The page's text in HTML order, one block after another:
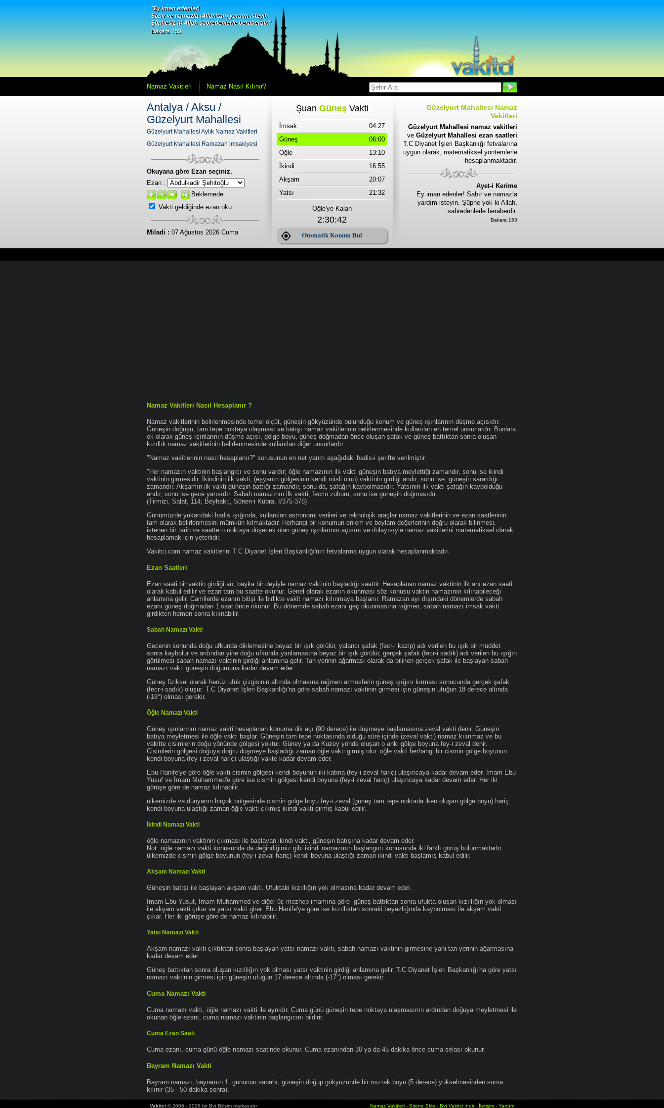
Namaz Vakitleri Namaz Nasıl Kılınır?
Antalya / Aksu /
Güzelyurt Mahallesi
Güzelyurt Mahallesi Aylık Namaz Vakitleri
Güzelyurt Mahallesi Ramazan imsakiyesi
Okuyana göre Ezan seçiniz.
Ezan :
Beklemede
Vakti geldiğinde ezan oku
Miladi : 07 Ağustos 2026 Cuma
Şuan GüneşVakti
İmsak
04:27
Güneş
06:00
Öğle
13:10
İkindi
16:55
Akşam
20:07
Yatsı
21:32
Öğle'ye Kalan
2:30:42
Otomatik Konum Bul
Güzelyurt Mahallesi Namaz
Vakitleri
Güzelyurt Mahallesi namaz vakitleri
ve Güzelyurt Mahallesi ezan saatleri
T.C Diyanet İşleri Başkanlığı fetvalarına
uygun olarak, matematiksel yöntemlerle
hesaplanmaktadır.
Ayet-i Kerime
Ey iman edenler! Sabır ve namazla
yardım isteyin. Şüphe yok ki Allah,
sabredenlerle beraberdir.
Bakara 153
Namaz Vakitleri Nasıl Hesaplanır ?
Namaz vakitlerinin belirlenmesinde temel ölçüt, güneşin gökyüzünde bulunduğu konum ve güneş ışınlarının düşme açısıdır.
Güneşin doğuşu, tam tepe noktaya ulaşması ve batışı namaz vakitlerinin belirlenmesinde kullanılan en temel unsurlardır. Bunlara
ek olarak güneş ışınlarının düşme açısı, gölge boyu, güneş doğmadan önce oluşan şafak ve güneş battıktan sonra oluşan
kızıllık namaz vakitlerinin belirlenmesinde kullanılan diğer unsurlardır.
"Namaz vakitlerinin nasıl hesaplanır?" sorusunun en net yanıtı aşağıdaki hadis-i şerifte verilmiştir.
"Her namazın vaktinin başlangıcı ve sonu vardır; öğle namazının ilk vakti güneşin batıya meylettiği zamandır, sonu ise ikindi
vaktinin girmesidir. İkindinin ilk vakti, (eşyanın gölgesinin kendi misli olup) vaktinin girdiği andır, sonu ise, güneşin sarardığı
zamandır. Akşamın ilk vakti güneşin battığı zamandır, sonu da, şafağın kaybolmasıdır. Yatsının ilk vakti şafağın kaybolduğu
andır, sonu ise gece yarısıdır. Sabah namazının ilk vakti, fecrin zuhuru, sonu ise güneşin doğmasıdır.
(Tirmizi, Salat, 114; Beyhaki;, Sünen-i Kübra, I/375-376)
Günümüzde yukarıdaki hadis ışığında, kullanılan astronomi verileri ve teknolojik araçlar namaz vakitlerinin ve ezan saatlerinin
tam olarak belirlenmesini mümkün kılmaktadır. Herhangi bir konumun enlem ve boylam değerlerinin doğru olarak bilinmesi,
istenen bir tarih ve saatte o noktaya düşecek olan güneş ışınlarının açısını ve dolayısıyla namaz vakitlerini matematiksel olarak
hesaplamak için yeterlidir.
Vakitci.com namaz vakitlerini T.C Diyanet İşleri Başkanlığı'nın fetvalarına uygun olarak hesaplanmaktadır.
Ezan Saatleri
Ezan saati bir vaktin girdiği an, başka bir deyişle namaz vaktinin başladığı saattir. Hesaplanan namaz vaktinin ilk anı ezan saati
olarak kabul edilir ve ezan tam bu saatte okunur. Genel olarak ezanın okunması söz konusu vaktin namazının kılınabileceği
anlamına gelir. Camilerde ezanın bitişi ile birlikte vakit namazı kılınmaya başlanır. Ramazan ayı dışındaki dönemlerde sabah
ezanı güneş doğmadan 1 saat önce okunur. Bu dönemde sabah ezanı geç okunmasına rağmen, sabah namazı imsak vakti
girdikten hemen sonra kılınabilir.
Sabah Namazı Vakti
Gecenin sonunda doğu ufkunda diklemesine beyaz bir ışık görülür, yalancı şafak (fecr-i kazip) adı verilen bu ışık bir müddet
sonra kaybolur ve ardından yine doğu ufkunda yanlamasına beyaz bir ışık görülür, gerçek şafak (fecr-i sadık) adı verilen bu ışığın
görülmesi sabah namazı vaktinin girdiği anlamına gelir. Tan yerinin ağarması olarak da bilinen gerçek şafak ile başlayan sabah
namazı vakti güneşin doğumuna kadar devam eder.
Güneş fiziksel olarak henüz ufuk çizgisinin altında olmasına rağmen atmosferin güneş ışığını kırması sonucunda gerçek şafak
(fecr-i sadık) oluşur. T.C Diyanet İşleri Başkanlığı'na göre sabah namazı vaktinin girmesi için güneşin ufuğun 18 derece altında
(-18°) olması gerekir.
Öğle Namazı Vakti
Güneş ışınlarının namaz vakti hesaplanan konuma dik açı (90 derece) ile düşmeye başlamasına zeval vakti denir. Güneşin
batıya meyletmesi ile öğle vakti başlar. Güneşin tam tepe noktasında olduğu süre içinde (zeval vakti) namaz kılınmaz ve bu
vakitte cisimlerin doğu yönünde gölgesi yoktur. Güney ya da Kuzey yönde oluşan o anki gölge boyuna fey-i zeval denir.
Cisimlerin gölgesi doğuya doğru düşmeye başladığı zaman öğle vakti girmiş olur. öğle vakti herhangi bir cismin gölge boyunun
kendi boyuna (fey-i zeval hariç) ulaştığı vakte kadar devam eder.
Ebu Hanife'ye göre öğle vakti cismin gölgesi kendi boyunun iki katına (fey-i zeval hariç) ulaşıncaya kadar devam eder. İmam Ebu
Yusuf ve İmam Muhammed'e göre ise cismin gölgesi kendi boyuna (fey-i zeval hariç) ulaşıncaya kadar devam eder. Her iki
görüşe göre de namaz kılınabilir.
ülkemizde ve dünyanın birçok bölgesinde cismin gölge boyu fey-i zeval (güneş tam tepe noktada iken oluşan gölge boyu) hariç
kendi boyuna ulaştığı zaman öğle vakti çıkmış ikindi vakti girmiş kabul edilir.
İkindi Namazı Vakti
öğle namazının vaktinin çıkması ile başlayan ikindi vakti, güneşin batışına kadar devam eder.
Not: öğle namazı vakti konusunda da değindiğimiz gibi ikindi namazının başlangıcı konusunda iki farklı görüş bulunmaktadır.
ülkemizde cismin gölge boyunun (fey-i zeval hariç) kendi boyuna ulaştığı zaman ikindi vakti başlamış kabul edilir.
Akşam Namazı Vakti
Güneşin batışı ile başlayan akşam vakti. Ufuktaki kızıllığın yok olmasına kadar devam eder.
İmam Ebu Yusuf, İmam Muhammed ve diğer üç mezhep imamına göre güneş battıktan sonra ufukta oluşan kızıllığın yok olması
ile akşam vakti çıkar ve yatsı vakti girer. Ebu Hanife'ye göre ise kızıllıktan sonraki beyazlığında kaybolması ile akşam vakti
çıkar. Her iki görüşe göre de namaz kılınabilir.
Yatsı Namazı Vakti
Akşam namazı vakti çıktıktan sonra başlayan yatsı namazı vakti, sabah namazı vaktinin girmesine yani tan yerinin ağarmasına
kadar devam eder.
Güneş battıktan sonra oluşan kızıllığın yok olması yatsı vaktinin girdiği anlamına gelir. T.C Diyanet İşleri Başkanlığı'na göre yatsı
namazı vaktinin girmesi için güneşin ufuğun 17 derece altında (-17°) olması gerekir.
Cuma Namazı Vakti
Cuma namazı vakti, öğle namazı vakti ile aynıdır. Cuma günü güneşin tepe noktaya ulaşmasının ardından doğuya meyletmesi ile
okunan öğle ezanı, cuma namazı vaktinin başlangıcını bildirir.
Cuma Ezan Saati
Cuma ezanı, cuma günü öğle namazı saatinde okunur. Cuma ezanından 30 ya da 45 dakika önce cuma selası okunur.
Bayram Namazı Vakti
Bayram namazı, bayramın 1. gününün sabahı, güneşin doğup gökyüzünde bir mızrak boyu (5 derece) yükselmesinden sonra
kılınır (35 - 50 dakika sonra).
Vakitci © 2006 - 2026 bir Bvt Bilişim markasıdır. Namaz Vakitleri - Sitene Ekle - Bvt Vakitci İndir- İletişim - Yardım